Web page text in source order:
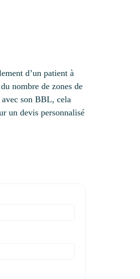
d’un patient à
nombre de zones de
avec son BBL, cela
un devis personnalisé